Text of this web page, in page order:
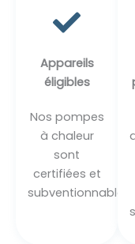
Appareils
éligibles
Nos pompes
à chaleur
sont
certifiées et
subventionnables.